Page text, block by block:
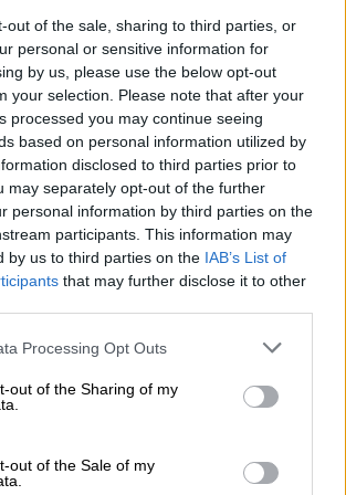
out of the sale, sharing to third parties, or
personal or sensitive information for
by us, please use the below opt-out
your selection. Please note that after your
processed you may continue seeing
based on personal information utilized by
disclosed to third parties prior to
may separately opt-out of the further
personal information by third parties on the
participants. This information may
by us to third parties on the IAB’s List of
that may further disclose it to other
this website/app uses one or more Google
visit or usage behaviour. You may click to
to Google and its third-party tags to
below specified purposes in below Google
Processing Opt Outs
out of the Sharing of my
out of the Sale of my
22:10
με φανταστικό
αγχώθηκε αλλά
Αστέρα στην πρεμιέρα
μόλις στο 2’ με διαγώνιο
αναγκάζοντας σε δύσκολη
Σιαμπάνη, ενώ στο 20’ οι
σπουδαία, διπλή ευκαιρία με
το γκολ για πρώτη φορά